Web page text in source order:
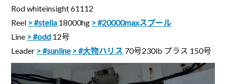
Rod whiteinsight 61112
Reel
#stella 18000hg
#20000maxスプール
Line
#odd 12号
Leader
#sunline #大物ハリス 70号230lb プラス 150号